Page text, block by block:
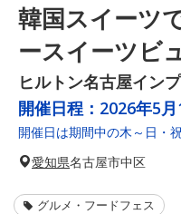
韓国スイーツ
ースイーツビ
ヒルトン名古屋イン
開催日程： 2026年5
開催日は期間中の木～日・
愛知県名古屋市中区
グルメ・フードフェス